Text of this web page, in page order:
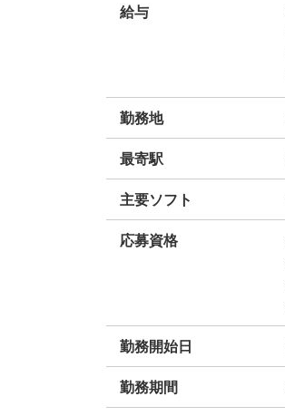
給与
勤務地
最寄駅
主要ソフト
応募資格
勤務開始日
勤務期間